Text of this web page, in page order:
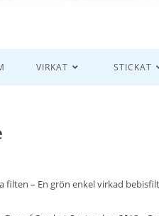
VIRKAT STICKAT
filten – En grön enkel virkad bebisfilt